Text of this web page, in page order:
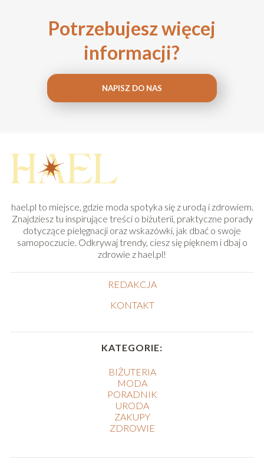
Potrzebujesz więcej
informacji?
NAPISZ DO NAS
hael.pl to miejsce, gdzie moda spotyka się z urodą i zdrowiem.
Znajdziesz tu inspirujące treści o biżuterii, praktyczne porady
dotyczące pielęgnacji oraz wskazówki, jak dbać o swoje
samopoczucie. Odkrywaj trendy, ciesz się pięknem i dbaj o
zdrowie z hael.pl!
REDAKCJA
KONTAKT
KATEGORIE:
BIŻUTERIA
MODA
PORADNIK
URODA
ZAKUPY
ZDROWIE